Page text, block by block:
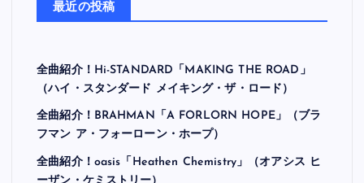
最近の投稿
全曲紹介！Hi-STANDARD「MAKING THE ROAD」
（ハイ・スタンダード メイキング・ザ・ロード）
全曲紹介！BRAHMAN「A FORLORN HOPE」（ブラ
フマン ア・フォーローン・ホープ）
全曲紹介！oasis「Heathen Chemistry」（オアシス ヒ